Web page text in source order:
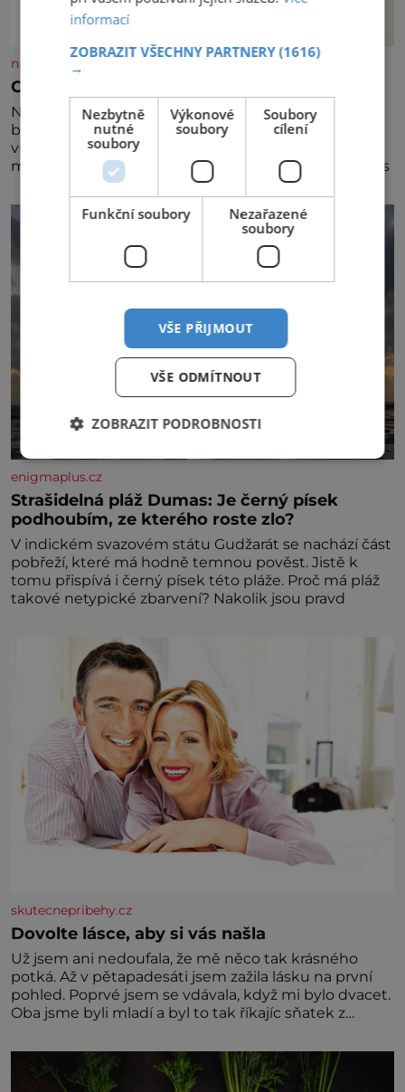
nasehvezdy.cz
Osamělá herečka Syslová všechno vzdala?
Nedávno se povídalo, že má Dana Syslová (80)
blízkého přítele, který je jí oporou. Ale je to ještě
vůbec pravda? V posledních dnech čím dál častěji
mluví o svém odchodu. Dohnala ji snad samota? Půs
enigmaplus.cz
Strašidelná pláž Dumas: Je černý písek
podhoubím, ze kterého roste zlo?
V indickém svazovém státu Gudžarát se nachází část
pobřeží, které má hodně temnou pověst. Jistě k
tomu přispívá i černý písek této pláže. Proč má pláž
takové netypické zbarvení? Nakolik jsou pravd
skutecnepribehy.cz
Dovolte lásce, aby si vás našla
Už jsem ani nedoufala, že mě něco tak krásného
potká. Až v pětapadesáti jsem zažila lásku na první
pohled. Poprvé jsem se vdávala, když mi bylo dvacet.
Oba jsme byli mladí a byl to tak říkajíc sňatek z
zaopatřený mladý muž. Manželství nám oběma moc
nesvědčilo, brzy jsme zjistili, že
informací
ZOBRAZIT VŠECHNY PARTNERY(1616)
→
Nezbytně
nutné
soubory
Výkonové
soubory
Soubory
cílení
Funkční soubory
Nezařazené
soubory
VŠE PŘIJMOUT
VŠE ODMÍTNOUT
ZOBRAZIT PODROBNOSTI